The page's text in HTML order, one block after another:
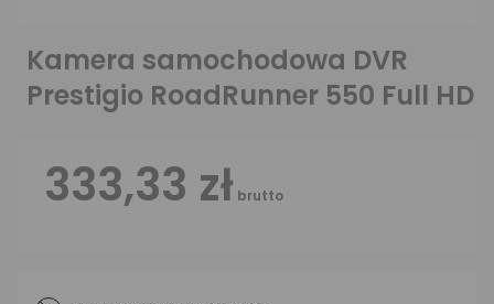
Kamera samochodowa DVR
Prestigio RoadRunner 550 Full HD
333,33 zł brutto